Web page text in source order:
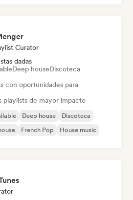
Curator
dadas
Deep houseDiscoteca
con oportunidades para
playlists de mayor impacto
Deep house
Discoteca
French Pop House music